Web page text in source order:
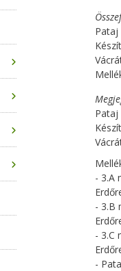
Pataj
Pataj
- 3.A
- 3.B
- 3.C
-